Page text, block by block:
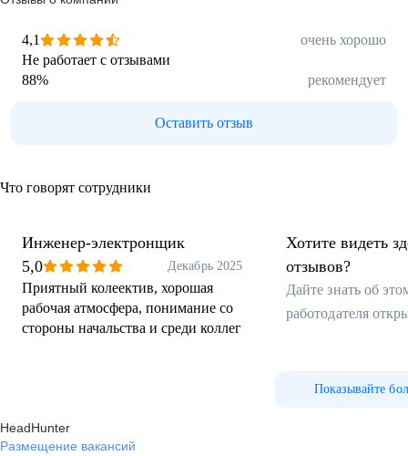
4,1
очень хорошо
Не работает с отзывами
88% рекомендует
Оставить отзыв
Что говорят сотрудники
Инженер-электронщик
5,0
Декабрь 2025
Приятный колеектив, хорошая
рабочая атмосфера, понимание со
стороны начальства и среди коллег
Хотите видеть
отзывов?
Дайте знать об
работодателя
Показывайте
HeadHunter
Размещение вакансий